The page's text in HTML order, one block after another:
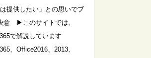
提供したい」との思いでブ
意 ▶︎このサイトでは、
で解説しています
、Office2016、2013、